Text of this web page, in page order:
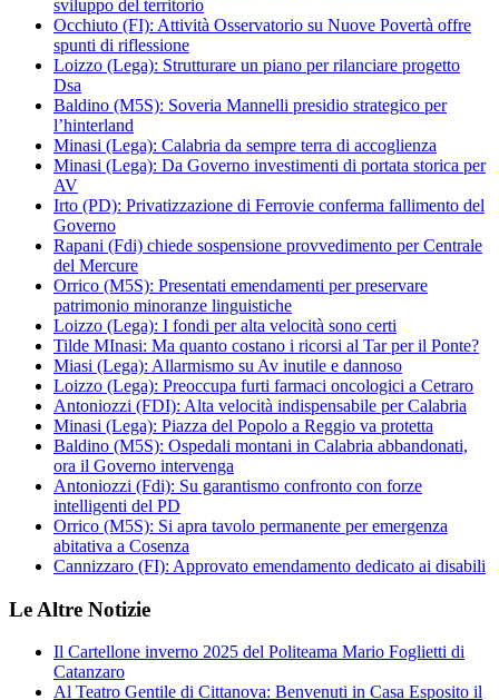
sviluppo del territorio
Occhiuto (FI): Attività Osservatorio su Nuove Povertà offre
spunti di riflessione
Loizzo (Lega): Strutturare un piano per rilanciare progetto
Dsa
Baldino (M5S): Soveria Mannelli presidio strategico per
l’hinterland
Minasi (Lega): Calabria da sempre terra di accoglienza
Minasi (Lega): Da Governo investimenti di portata storica per
AV
Irto (PD): Privatizzazione di Ferrovie conferma fallimento del
Governo
Rapani (Fdi) chiede sospensione provvedimento per Centrale
del Mercure
Orrico (M5S): Presentati emendamenti per preservare
patrimonio minoranze linguistiche
Loizzo (Lega): I fondi per alta velocità sono certi
Tilde MInasi: Ma quanto costano i ricorsi al Tar per il Ponte?
Miasi (Lega): Allarmismo su Av inutile e dannoso
Loizzo (Lega): Preoccupa furti farmaci oncologici a Cetraro
Antoniozzi (FDI): Alta velocità indispensabile per Calabria
Minasi (Lega): Piazza del Popolo a Reggio va protetta
Baldino (M5S): Ospedali montani in Calabria abbandonati,
ora il Governo intervenga
Antoniozzi (Fdi): Su garantismo confronto con forze
intelligenti del PD
Orrico (M5S): Si apra tavolo permanente per emergenza
abitativa a Cosenza
Cannizzaro (FI): Approvato emendamento dedicato ai disabili
Le Altre Notizie
Il Cartellone inverno 2025 del Politeama Mario Foglietti di
Catanzaro
Al Teatro Gentile di Cittanova: Benvenuti in Casa Esposito il